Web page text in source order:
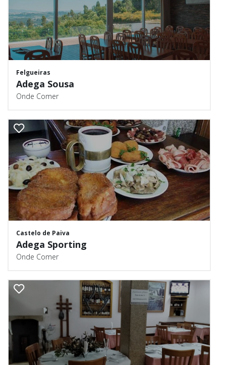
Felgueiras
Adega Sousa
Onde Comer
Castelo de Paiva
Adega Sporting
Onde Comer